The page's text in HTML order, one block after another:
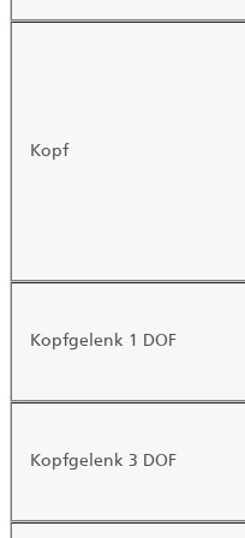
Kopf
Kopfgelenk 1 DOF
Kopfgelenk 3 DOF